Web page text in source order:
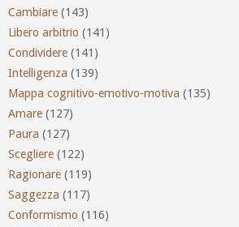
Cambiare (143)
Libero arbitrio (141)
Condividere (141)
Intelligenza (139)
Mappa cognitivo-emotivo-motiva (135)
Amare (127)
Paura (127)
Scegliere (122)
Ragionare (119)
Saggezza (117)
Conformismo (116)